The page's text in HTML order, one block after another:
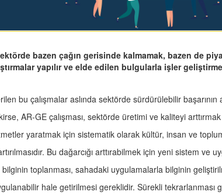
bazen çağın gerisinde kalmamak, bazen de
yapılır ve elde edilen bulgularla işler
bu çalışmalar aslında sektörde sürdürülebilir başarının
AR-GE çalışması, sektörde üretimi ve kaliteyi
yaratmak için sistematik olarak kültür, insan ve
Bu dağarcığı arttırabilmek için yeni sistem ve
toplanması, sahadaki uygulamalarla bilginin
hale getirilmesi gereklidir. Sürekli tekrarlanması